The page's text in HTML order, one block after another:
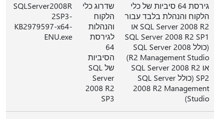
גירסת 64 סיביות של כלי
הלקוח והנהלת בלבד עבור
SQL Server 2008 R2 או
SQL Server 2008 R2 SP1
(כולל SQL Server 2008
R2 Management Studio)
או SQL Server 2008 R2
SP2 (כולל SQL Server
2008 R2 Management
Studio)
שדרוג כלי
הלקוח
והנהלות
לגירסת
64
הסיביות
של SQL
Server
2008 R2
SP3
SQLServer2008R
2SP3-
KB2979597-x64-
ENU.exe